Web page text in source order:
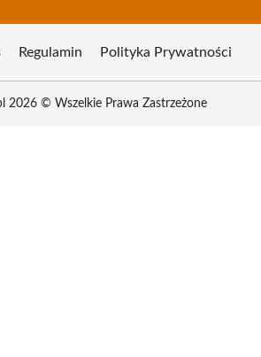
Regulamin Polityka Prywatności
2026 © Wszelkie Prawa Zastrzeżone